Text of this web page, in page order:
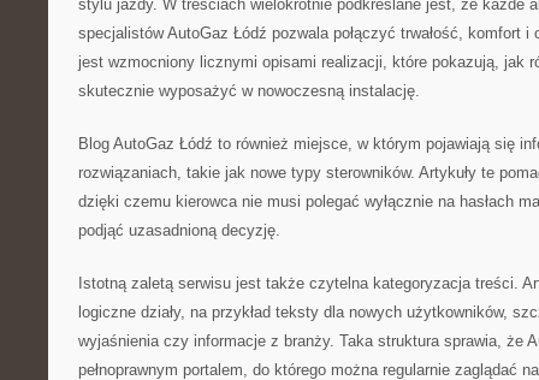
stylu jazdy. W treściach wielokrotnie podkreślane jest, że każde
specjalistów AutoGaz Łódź pozwala połączyć trwałość, komfort
jest wzmocniony licznymi opisami realizacji, które pokazują, jak
skutecznie wyposażyć w nowoczesną instalację.
Blog AutoGaz Łódź to również miejsce, w którym pojawiają się
rozwiązaniach, takie jak nowe typy sterowników. Artykuły te
dzięki czemu kierowca nie musi polegać wyłącznie na hasłach
podjąć uzasadnioną decyzję.
Istotną zaletą serwisu jest także czytelna kategoryzacja treści.
logiczne działy, na przykład teksty dla nowych użytkowników,
wyjaśnienia czy informacje z branży. Taka struktura sprawia, że
pełnoprawnym portalem, do którego można regularnie zaglądać